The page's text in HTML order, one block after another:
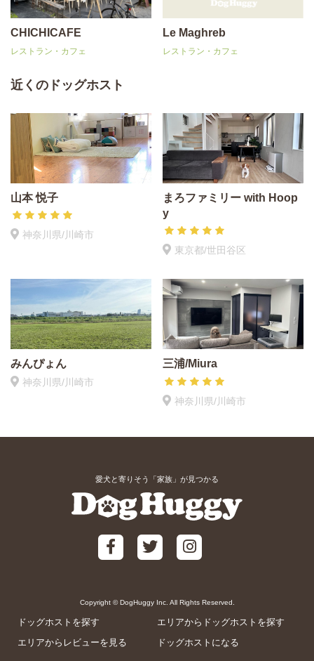
CHICHICAFE
レストラン・カフェ
Le Maghreb
レストラン・カフェ
近くのドッグホスト
山本 悦子
神奈川県/川崎市
まろファミリー with Hoop
y
東京都/世田谷区
みんぴょん
神奈川県/川崎市
三浦/Miura
神奈川県/川崎市
愛犬と寄りそう「家族」が見つかる
Copyright © DogHuggy Inc. All Rights Reserved.
ドッグホストを探す
エリアからドッグホストを探す
エリアからレビューを見る
ドッグホストになる